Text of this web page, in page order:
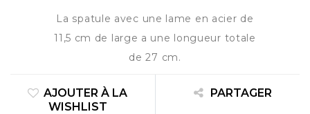
La spatule avec une lame en acier de
11,5 cm de large a une longueur totale
de 27 cm.
AJOUTER À LA
WISHLIST
PARTAGER